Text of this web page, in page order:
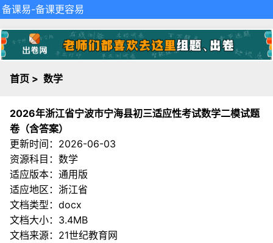
备课易-备课更容易
首页 > 数学
2026年浙江省宁波市宁海县初三适应性考试数学二模试题
卷（含答案）
更新时间：2026-06-03
资源科目：数学
适应版本：通用版
适应地区：浙江省
文档类型：docx
文档大小：3.4MB
文档来源： 21世纪教育网